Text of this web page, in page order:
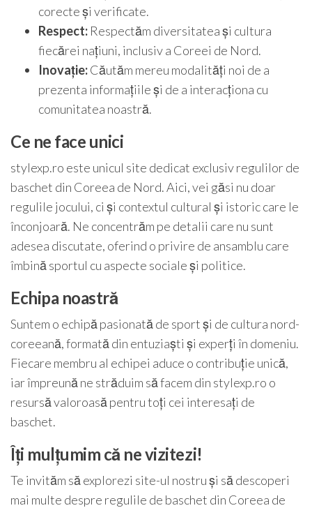
corecte și verificate.
Respect: Respectăm diversitatea și cultura
fiecărei națiuni, inclusiv a Coreei de Nord.
Inovație:Căutăm mereu modalități noi de a
prezenta informațiile și de a interacționa cu
comunitatea noastră.
Ce ne face unici
stylexp.ro este unicul site dedicat exclusiv regulilor de
baschet din Coreea de Nord. Aici, vei găsi nu doar
regulile jocului, ci și contextul cultural și istoric care le
înconjoară. Ne concentrăm pe detalii care nu sunt
adesea discutate, oferind o privire de ansamblu care
îmbină sportul cu aspecte sociale și politice.
Echipa noastră
Suntem o echipă pasionată de sport și de cultura nord-
coreeană, formată din entuziaști și experți în domeniu.
Fiecare membru al echipei aduce o contribuție unică,
iar împreună ne străduim să facem din stylexp.ro o
resursă valoroasă pentru toți cei interesați de
baschet.
Îți mulțumim că ne vizitezi!
Te invităm să explorezi site-ul nostru și să descoperi
mai multe despre regulile de baschet din Coreea de